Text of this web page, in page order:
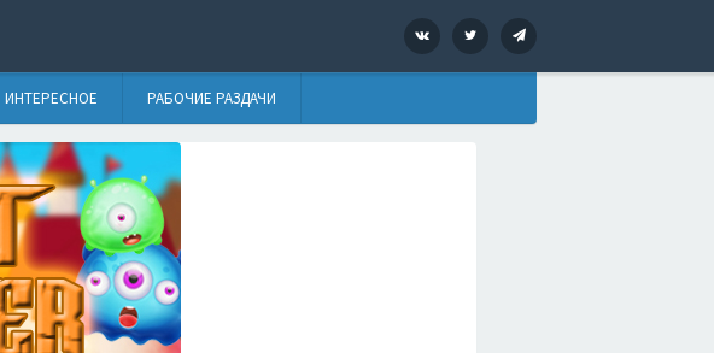
VK Twitter
ИНТЕРЕСНОЕ РАБОЧИЕ РАЗДАЧИ